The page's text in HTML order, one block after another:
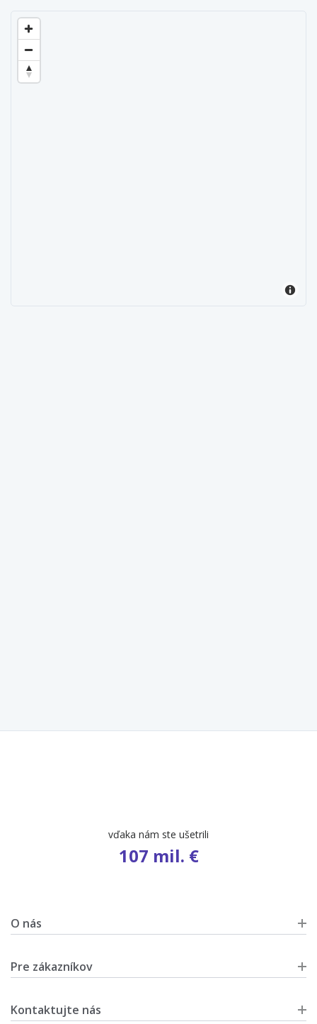
vďaka nám ste ušetrili
107 mil. €
O nás
Pre zákazníkov
Kontaktujte nás